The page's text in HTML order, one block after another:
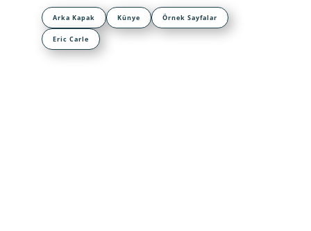
Arka Kapak Künye Örnek Sayfalar
Eric Carle